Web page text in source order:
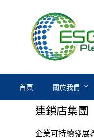
首頁 關於我們
連鎖店集團
企業可持續發展